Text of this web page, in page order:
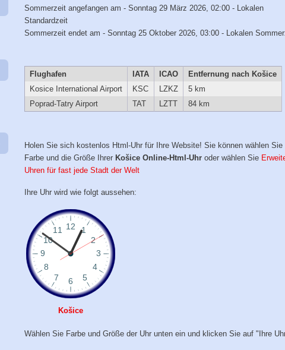
Sommerzeit angefangen am - Sonntag 29 März 2026, 02:00 - Lokalen
Standardzeit
Sommerzeit endet am - Sonntag 25 Oktober 2026, 03:00 - Lokalen
Flughafen IATA ICAO
Entfernung nach Košice
Kosice International Airport
KSC LZKZ
5 km
Poprad-Tatry Airport
TAT LZTT 84 km
Holen Sie sich kostenlos Html-Uhr für Ihre Website! Sie können wählen Sie
Farbe und die Größe Ihrer Košice Online-Html-Uhr oder wählen Sie
Uhren für fast jede Stadt der Welt
Ihre Uhr wird wie folgt aussehen:
Košice
Wählen Sie Farbe und Größe der Uhr unten ein und klicken Sie auf "Ihre